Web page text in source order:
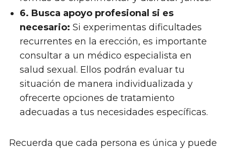
6. Busca apoyo profesional si es
necesario: Si experimentas dificultades
recurrentes en la erección, es importante
consultar a un médico especialista en
salud sexual. Ellos podrán evaluar tu
situación de manera individualizada y
ofrecerte opciones de tratamiento
adecuadas a tus necesidades específicas.
Recuerda que cada persona es única y puede